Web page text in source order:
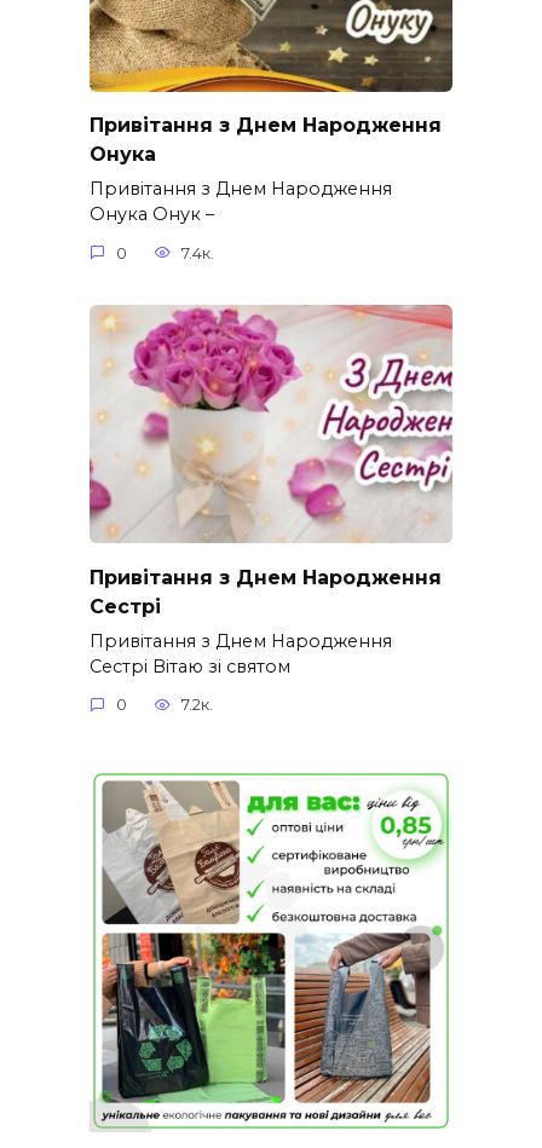
Привітання з Днем Народження
Онука
Привітання з Днем Народження
Онука Онук –
0 7.4к.
Привітання з Днем Народження
Сестрі
Привітання з Днем Народження
Сестрі Вітаю зі святом
0 7.2к.